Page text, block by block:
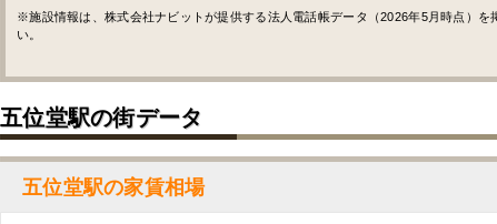
※施設情報は、株式会社ナビットが提供する法人電話帳データ（2026年5月時点）
い。
五位堂駅の街データ
五位堂駅の家賃相場